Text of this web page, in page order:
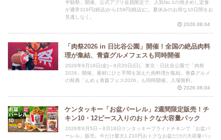
半額祭」開催。公式アプリ会員限定で、人気No.1の焼きめし定食
が通常319円(税込)から159円(税込)に。夏休みのお得な10日間をお
見逃しなく。
2026.08.04
「肉祭2026 in 日比谷公園」開催！全国の絶品肉料
理が集結、青森グルメフェスも同時開催
2026年9月18日(金)～9月20日(日)、東京・日比谷公園で「肉祭
2026」開催。素材にひと手間を加えた肉料理が集結。青森グルメ
の祭典「んめぇ青森フェス2026」も同時開催。入場無料。
2026.08.04
ケンタッキー「お盆バーレル」2週間限定販売！チ
キン10・12ピース入りのおトクな大容量パック
2026年8月5日～8月18日ケンタッキーフライドチキンで「お盆バ
ーレル」販売。今だけ最大1,210円おトクなお盆だけの大容量パッ